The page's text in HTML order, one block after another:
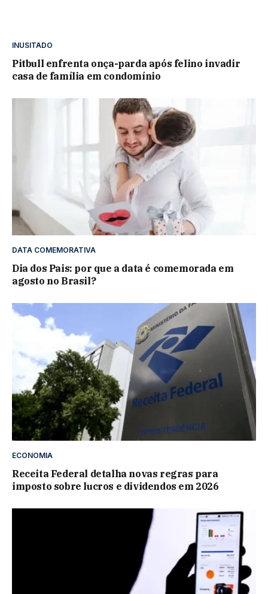
INUSITADO
Pitbull enfrenta onça-parda após felino invadir
casa de família em condomínio
DATA COMEMORATIVA
Dia dos Pais: por que a data é comemorada em
agosto no Brasil?
ECONOMIA
Receita Federal detalha novas regras para
imposto sobre lucros e dividendos em 2026